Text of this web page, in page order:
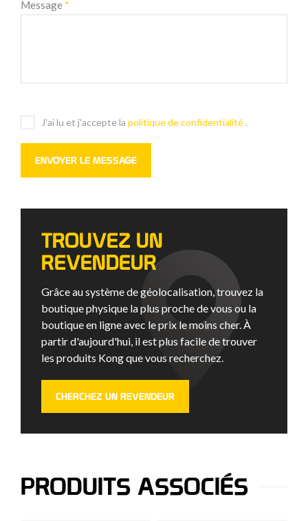
Message *
J'ai lu et j'accepte la politique de confidentialité .
TROUVEZ UN
REVENDEUR
Grâce au système de géolocalisation, trouvez la
boutique physique la plus proche de vous ou la
boutique en ligne avec le prix le moins cher. À
partir d'aujourd'hui, il est plus facile de trouver
les produits Kong que vous recherchez.
CHERCHEZ UN REVENDEUR
PRODUITS ASSOCIÉS